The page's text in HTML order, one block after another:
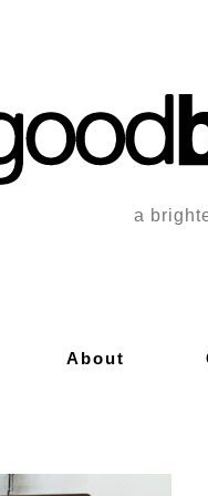
a
About